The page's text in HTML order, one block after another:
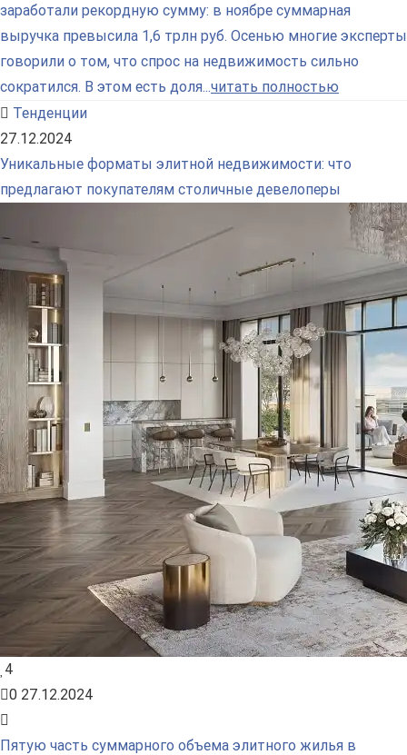
заработали рекордную сумму: в ноябре суммарная
выручка превысила 1,6 трлн руб. Осенью многие эксперты
говорили о том, что спрос на недвижимость сильно
сократился. В этом есть доля...читать полностью
Тенденции
27.12.2024
Уникальные форматы элитной недвижимости: что
предлагают покупателям столичные девелоперы
4
0 27.12.2024
Пятую часть суммарного объема элитного жилья в